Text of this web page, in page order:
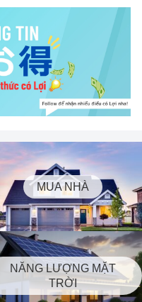
MUA NHÀ
NĂNG LƯỢNG MẶT
TRỜI